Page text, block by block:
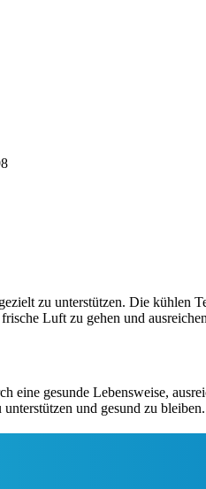
zu unterstützen. Die
Luft zu gehen und
eine gesunde Lebensweise,
und gesund zu